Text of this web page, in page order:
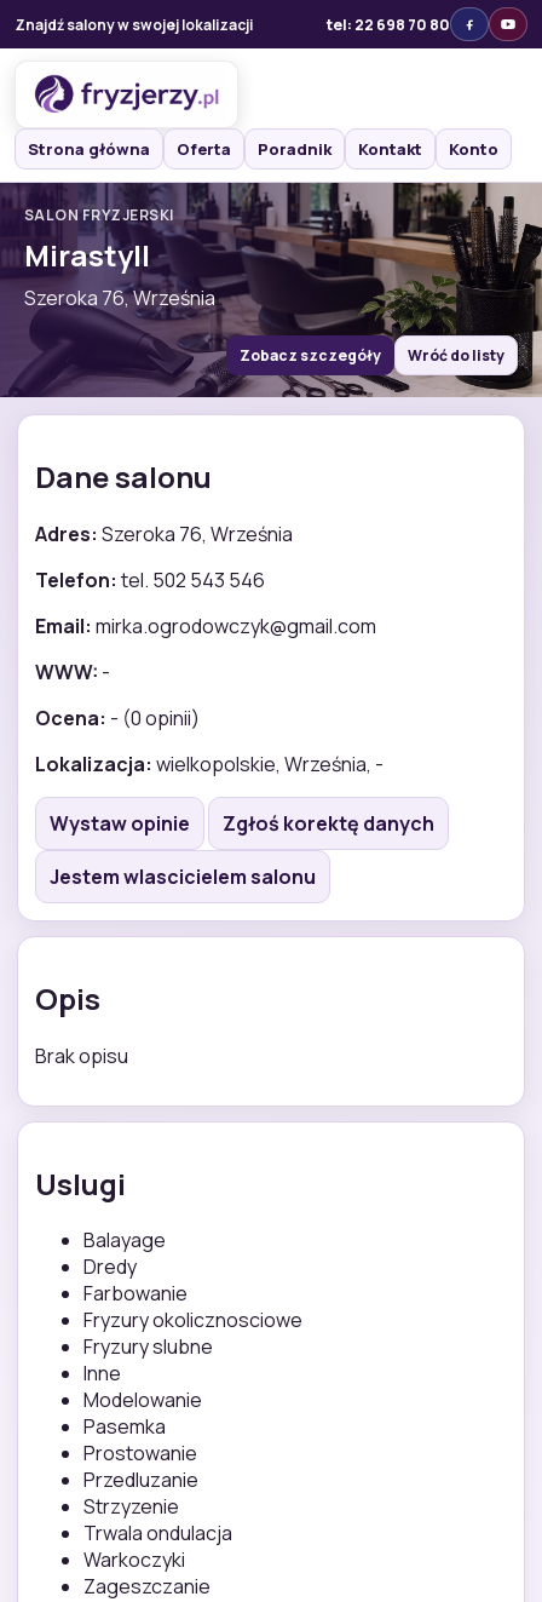
Znajdź salony w swojej lokalizacji tel: 22 698 70 80
Strona główna Oferta Poradnik Kontakt Konto
SALON FRYZJERSKI
Mirastyll
Szeroka 76, Września
Zobacz szczegóły Wróć do listy
Dane salonu
Adres: Szeroka 76, Września
Telefon: tel. 502 543 546
Email: mirka.ogrodowczyk@gmail.com
WWW: -
Ocena: - (0 opinii)
Lokalizacja: wielkopolskie, Września, -
Wystaw opinie
Zgłoś korektę danych
Jestem wlascicielem salonu
Opis
Brak opisu
Uslugi
Balayage
Dredy
Farbowanie
Fryzury okolicznosciowe
Fryzury slubne
Inne
Modelowanie
Pasemka
Prostowanie
Przedluzanie
Strzyzenie
Trwala ondulacja
Warkoczyki
Zageszczanie